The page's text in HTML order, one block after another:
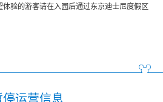
验的游客请在入园后通过东京迪士尼度假区
停运营信息